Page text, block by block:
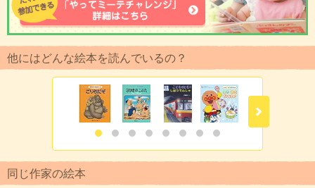
他にはどんな絵本を読んでいるの？
同じ作家の絵本